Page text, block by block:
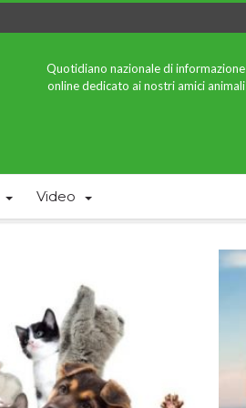
Quotidiano nazionale di informazione
online dedicato ai nostri amici animali
Video